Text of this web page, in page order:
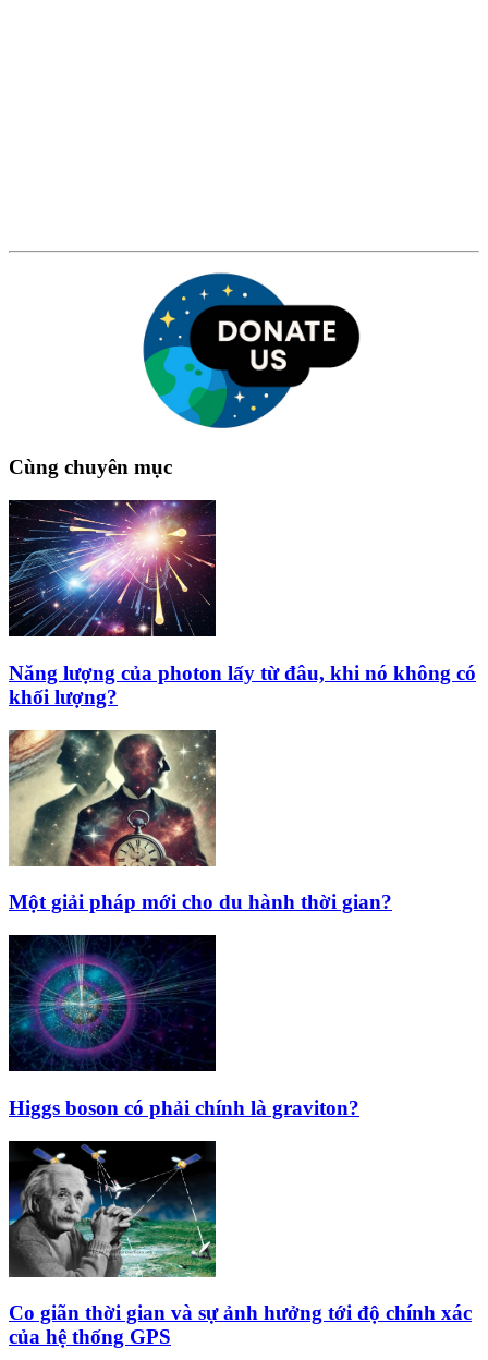
Cùng chuyên mục
Năng lượng của photon lấy từ đâu, khi nó không có
khối lượng?
Một giải pháp mới cho du hành thời gian?
Higgs boson có phải chính là graviton?
Co giãn thời gian và sự ảnh hưởng tới độ chính xác
của hệ thống GPS